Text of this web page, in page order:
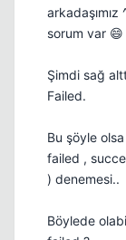
sorum var 😄
Şimdi sağ
Failed.
Bu şöyle
failed ,
) denemesi..
Böylede